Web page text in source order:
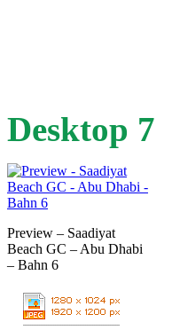
Desktop 7
Preview – Saadiyat
Beach GC – Abu Dhabi
– Bahn 6